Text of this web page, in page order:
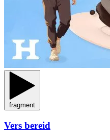
fragment
Vers bereid